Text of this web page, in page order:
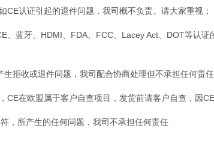
CE认证引起的退件问题，我司概不负责。请大家重视；
、蓝牙、HDMI、FDA、FCC、Lacey Act、DOT等认证
拒收或退件问题，我司配合协商处理但不承担任何责任
CE在欧盟属于客户自查项目，发货前请客户自查，因
，所产生的任何问题，我司不承担任何责任